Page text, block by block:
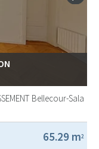
Bellecour-Sala
65.29 m2